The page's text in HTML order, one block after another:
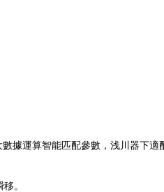
據運算智能匹配參數，浅川器下
。